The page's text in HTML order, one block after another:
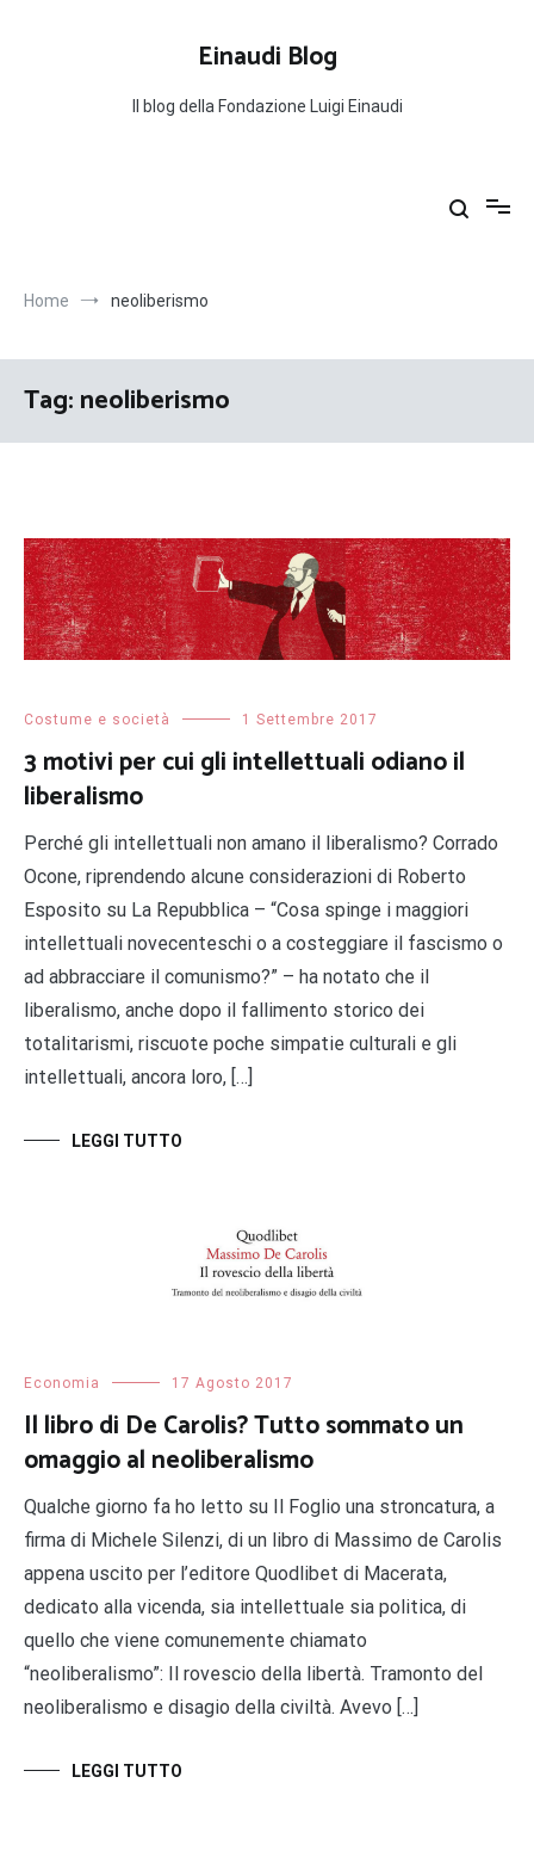
Einaudi Blog
Il blog della Fondazione Luigi Einaudi
Home neoliberismo
Tag:neoliberismo
Costume e società 1 Settembre 2017
3 motivi per cui gli intellettuali odiano il
liberalismo
Perché gli intellettuali non amano il liberalismo? Corrado
Ocone, riprendendo alcune considerazioni di Roberto
Esposito su La Repubblica – “Cosa spinge i maggiori
intellettuali novecenteschi o a costeggiare il fascismo o
ad abbracciare il comunismo?” – ha notato che il
liberalismo, anche dopo il fallimento storico dei
totalitarismi, riscuote poche simpatie culturali e gli
intellettuali, ancora loro, […]
LEGGI TUTTO
Economia 17 Agosto 2017
Il libro di De Carolis? Tutto sommato un
omaggio al neoliberalismo
Qualche giorno fa ho letto su Il Foglio una stroncatura, a
firma di Michele Silenzi, di un libro di Massimo de Carolis
appena uscito per l’editore Quodlibet di Macerata,
dedicato alla vicenda, sia intellettuale sia politica, di
quello che viene comunemente chiamato
“neoliberalismo”: Il rovescio della libertà. Tramonto del
neoliberalismo e disagio della civiltà. Avevo […]
LEGGI TUTTO